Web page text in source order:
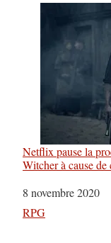
Netflix pause la
Witcher à cause
Date
8 novembre 2020
Par rapport à
RPG